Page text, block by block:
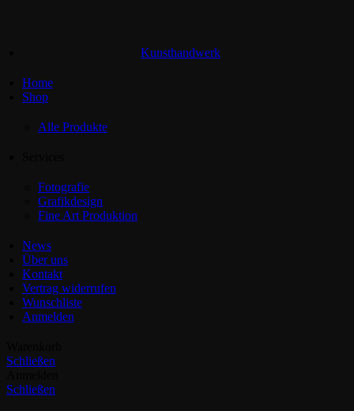
Kunsthandwerk
Home
Shop
Alle Produkte
Fotografie
Grafikdesign
Fine Art Produktion
News
Über uns
Kontakt
Vertrag widerrufen
Wunschliste
Anmelden
Schließen
Schließen